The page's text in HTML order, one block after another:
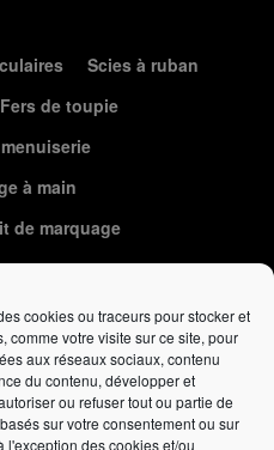
cookies ou traceurs pour stocker et
votre visite sur ce site, pour
aux réseaux sociaux, contenu
du contenu, développer et
ou refuser tout ou partie de
sur votre consentement ou sur
l'exception des cookies et/ou
Scies à ruban
Fers de toupie
à main
de marquage